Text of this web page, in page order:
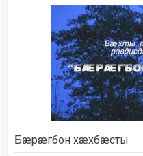
Бæрæгбон хæхбæсты